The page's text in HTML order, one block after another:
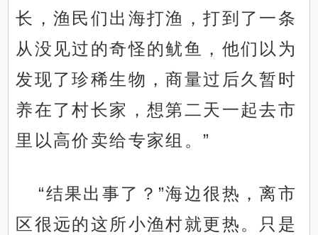
长，渔民们出海打渔，打到了一条
从没见过的奇怪的鱿鱼，他们以为
发现了珍稀生物，商量过后久暂时
养在了村长家，想第二天一起去市
里以高价卖给专家组。”
“结果出事了？”海边很热，离市
区很远的这所小渔村就更热。只是